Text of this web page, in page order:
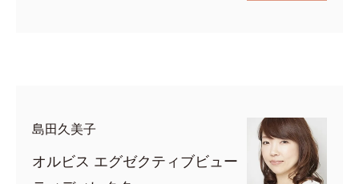
島田久美子
オルビス エグゼクティブビュー